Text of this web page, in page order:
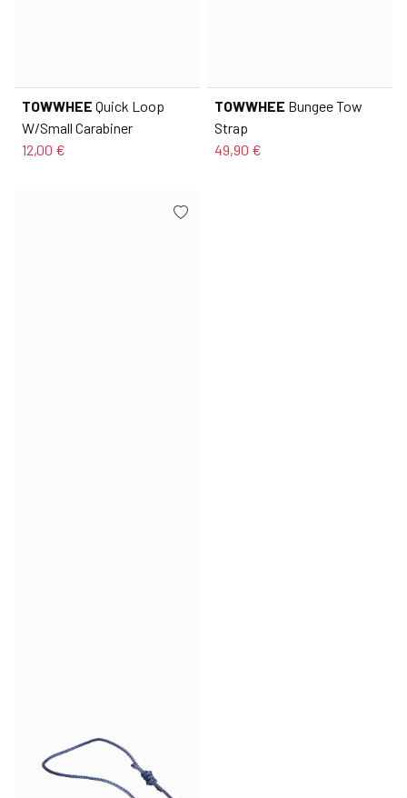
TOWWHEE Quick Loop
W/Small Carabiner
12,00 €
TOWWHEE Bungee Tow
Strap
49,90 €